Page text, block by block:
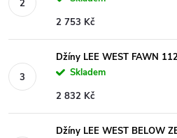
2 753 Kč
Džíny LEE WEST FAWN
Skladem
2 832 Kč
Džíny LEE WEST BELOW